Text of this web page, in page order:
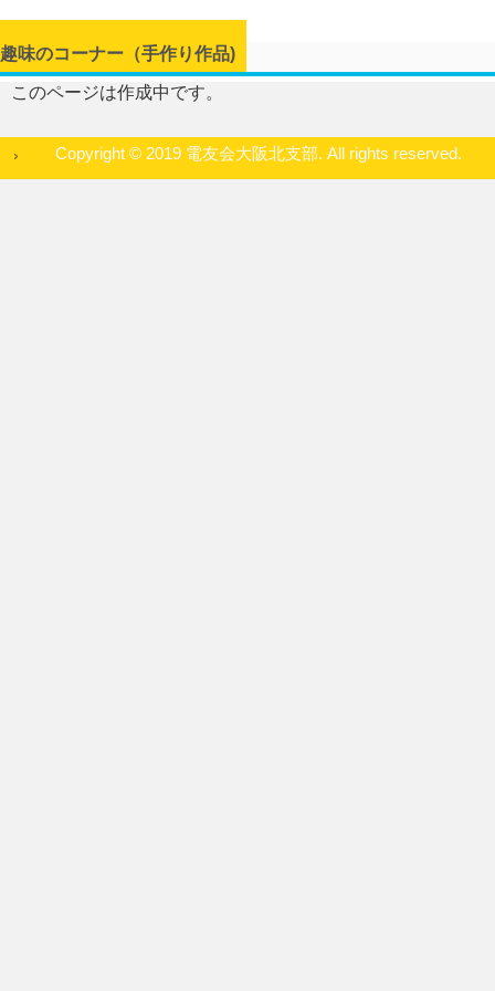
趣味のコーナー（手作り作品)
このページは作成中です。
Copyright © 2019 電友会大阪北支部. All rights reserved.